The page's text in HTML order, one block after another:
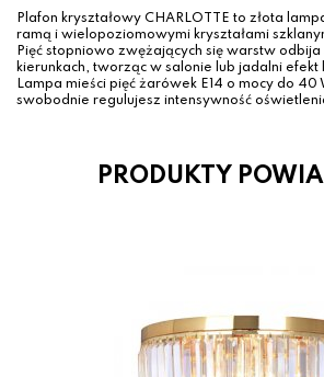
Plafon kryształowy CHARLOTTE to złota
ramą i wielopoziomowymi kryształami
Pięć stopniowo zwężających się warstw odbija
kierunkach, tworząc w salonie lub jadalni efekt
Lampa mieści pięć żarówek E14 o mocy do 40
swobodnie regulujesz intensywność
PRODUKTY